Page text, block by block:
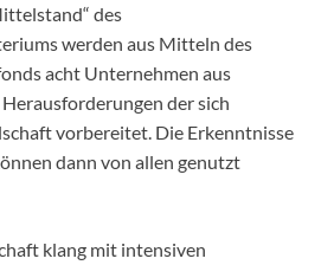
des
werden aus Mitteln des
acht Unternehmen aus
der sich
vorbereitet. Die Erkenntnisse
dann von allen genutzt
klang mit intensiven